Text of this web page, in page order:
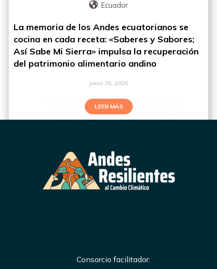
Ecuador
La memoria de los Andes ecuatorianos se
cocina en cada receta: «Saberes y Sabores;
Así Sabe Mi Sierra» impulsa la recuperación
del patrimonio alimentario andino
junio 25, 2026
LEER MÁS
Consorcio facilitador: